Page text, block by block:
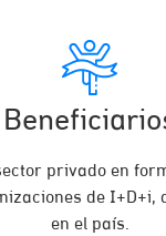
privado en
de I+D+i,
en el país.